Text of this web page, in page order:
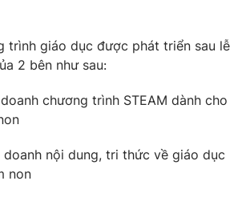
trình giáo dục được phát triển sau lễ
2 bên như sau:
chương trình STEAM dành cho
doanh nội dung, tri thức về giáo dục
non